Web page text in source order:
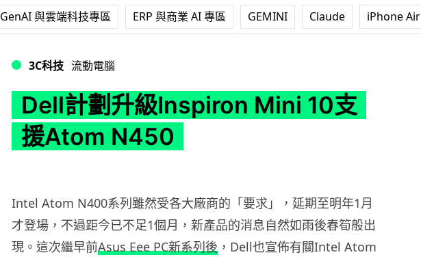
GenAI 與雲端科技專區 ERP 與商業 AI 專區 GEMINI Claude iPhone Air
3C科技 流動電腦
Dell計劃升級Inspiron Mini 10支
援Atom N450
Intel Atom N400系列雖然受各大廠商的「要求」，延期至明年1月
才登場，不過距今已不足1個月，新產品的消息自然如雨後春筍般出
現。這次繼早前Asus Eee PC新系列後 ，Dell也宣佈有關Intel Atom